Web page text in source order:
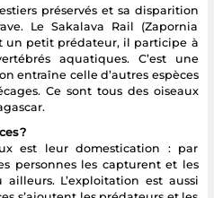
préservés et sa disparition
Le Sakalava Rail (Zapornia
un petit prédateur, il participe à
aquatiques. C’est une
entraîne celle d’autres espèces
Ce sont tous des oiseaux
?
est leur domestication : par
personnes les capturent et les
L’exploitation est aussi